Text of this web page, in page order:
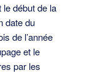
début de la
date du
de l’année
et le
par les